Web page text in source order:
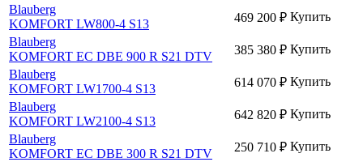
Blauberg
KOMFORT LW800-4 S13
469 200 ₽ Купить
Blauberg
KOMFORT EC DBE 900 R S21 DTV
385 380 ₽ Купить
Blauberg
KOMFORT LW1700-4 S13
614 070 ₽ Купить
Blauberg
KOMFORT LW2100-4 S13
642 820 ₽ Купить
Blauberg
KOMFORT EC DBE 300 R S21 DTV
250 710 ₽ Купить